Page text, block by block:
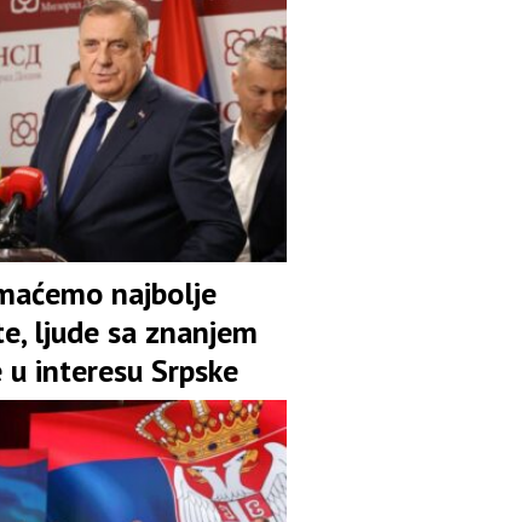
najbolje
ljude sa znanjem
interesu Srpske